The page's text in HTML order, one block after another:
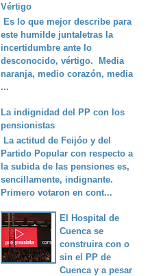
Vértigo
Es lo que mejor describe para
este humilde juntaletras la
incertidumbre ante lo
desconocido, vértigo. Media
naranja, medio corazón, media
...
La indignidad del PP con los
pensionistas
La actitud de Feijóo y del
Partido Popular con respecto a
la subida de las pensiones es,
sencillamente, indignante.
Primero votaron en cont...
El Hospital de
Cuenca se
construira con o
sin el PP de
Cuenca y a pesar